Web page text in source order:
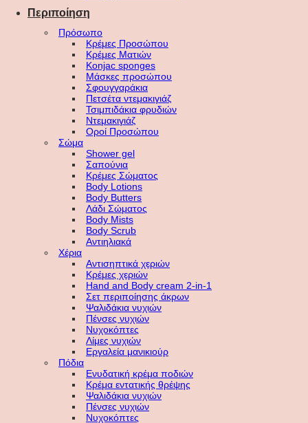
Περιποίηση
Πρόσωπο
Κρέμες Προσώπου
Κρέμες Ματιών
Konjac sponges
Μάσκες προσώπου
Σφουγγαράκια
Πετσέτα ντεμακιγιάζ
Τσιμπιδάκια φρυδιών
Ντεμακιγιάζ
Οροί Προσώπου
Σώμα
Shower gel
Σαπούνια
Κρέμες Σώματος
Body Lotions
Body Butters
Λάδι Σώματος
Body Mists
Body Scrub
Αντιηλιακά
Χέρια
Αντισηπτικά χεριών
Κρέμες χεριών
Hand and Body cream 2-in-1
Σετ περιποίησης άκρων
Ψαλιδάκια νυχιών
Πένσες νυχιών
Νυχοκόπτες
Λίμες νυχιών
Εργαλεία μανικιούρ
Πόδια
Ενυδατική κρέμα ποδιών
Κρέμα εντατικής θρέψης
Ψαλιδάκια νυχιών
Πένσες νυχιών
Νυχοκόπτες